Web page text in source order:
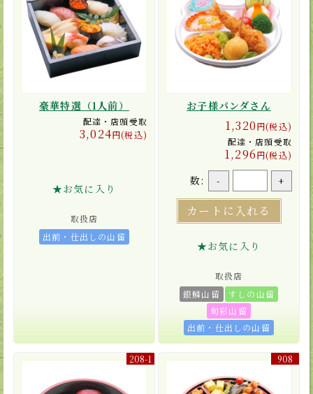
豪華特選（1人前）
配達・店頭受取
3,024円(税込)
★お気に入り
取扱店
出前・仕出しの山留
お子様パンダさん
1,320円(税込)
配達・店頭受取
1,296円(税込)
数: - +
カートに入れる
★お気に入り
取扱店
銀鱗山留
すしの山留
旬彩山留
出前・仕出しの山留
208-1 908